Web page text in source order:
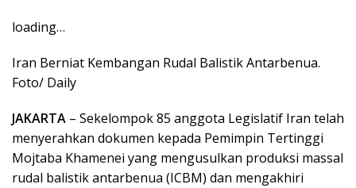
loading…
Iran Berniat Kembangan Rudal Balistik Antarbenua.
Foto/ Daily
JAKARTA – Sekelompok 85 anggota Legislatif Iran telah
menyerahkan dokumen kepada Pemimpin Tertinggi
Mojtaba Khamenei yang mengusulkan produksi massal
rudal balistik antarbenua (ICBM) dan mengakhiri